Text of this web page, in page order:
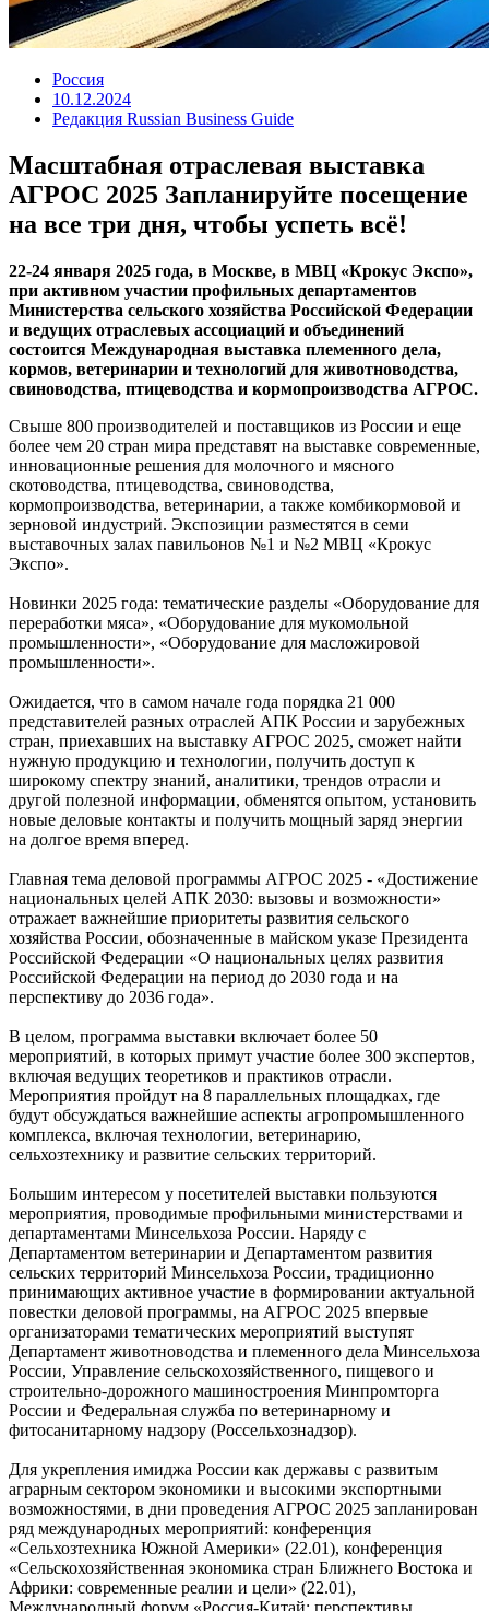
Россия
10.12.2024
Редакция Russian Business Guide
Масштабная отраслевая выставка
АГРОС 2025 Запланируйте посещение
на все три дня, чтобы успеть всё!
22-24 января 2025 года, в Москве, в МВЦ «Крокус Экспо»,
при активном участии профильных департаментов
Министерства сельского хозяйства Российской Федерации
и ведущих отраслевых ассоциаций и объединений
состоится Международная выставка племенного дела,
кормов, ветеринарии и технологий для животноводства,
свиноводства, птицеводства и кормопроизводства АГРОС.
Свыше 800 производителей и поставщиков из России и еще
более чем 20 стран мира представят на выставке современные,
инновационные решения для молочного и мясного
скотоводства, птицеводства, свиноводства,
кормопроизводства, ветеринарии, а также комбикормовой и
зерновой индустрий. Экспозиции разместятся в семи
выставочных залах павильонов №1 и №2 МВЦ «Крокус
Экспо».
Новинки 2025 года: тематические разделы «Оборудование для
переработки мяса», «Оборудование для мукомольной
промышленности», «Оборудование для масложировой
промышленности».
Ожидается, что в самом начале года порядка 21 000
представителей разных отраслей АПК России и зарубежных
стран, приехавших на выставку АГРОС 2025, сможет найти
нужную продукцию и технологии, получить доступ к
широкому спектру знаний, аналитики, трендов отрасли и
другой полезной информации, обменятся опытом, установить
новые деловые контакты и получить мощный заряд энергии
на долгое время вперед.
Главная тема деловой программы АГРОС 2025 - «Достижение
национальных целей АПК 2030: вызовы и возможности»
отражает важнейшие приоритеты развития сельского
хозяйства России, обозначенные в майском указе Президента
Российской Федерации «О национальных целях развития
Российской Федерации на период до 2030 года и на
перспективу до 2036 года».
В целом, программа выставки включает более 50
мероприятий, в которых примут участие более 300 экспертов,
включая ведущих теоретиков и практиков отрасли.
Мероприятия пройдут на 8 параллельных площадках, где
будут обсуждаться важнейшие аспекты агропромышленного
комплекса, включая технологии, ветеринарию,
сельхозтехнику и развитие сельских территорий.
Большим интересом у посетителей выставки пользуются
мероприятия, проводимые профильными министерствами и
департаментами Минсельхоза России. Наряду с
Департаментом ветеринарии и Департаментом развития
сельских территорий Минсельхоза России, традиционно
принимающих активное участие в формировании актуальной
повестки деловой программы, на АГРОС 2025 впервые
организаторами тематических мероприятий выступят
Департамент животноводства и племенного дела Минсельхоза
России, Управление сельскохозяйственного, пищевого и
строительно-дорожного машиностроения Минпромторга
России и Федеральная служба по ветеринарному и
фитосанитарному надзору (Россельхознадзор).
Для укрепления имиджа России как державы с развитым
аграрным сектором экономики и высокими экспортными
возможностями, в дни проведения АГРОС 2025 запланирован
ряд международных мероприятий: конференция
«Сельхозтехника Южной Америки» (22.01), конференция
«Сельскохозяйственная экономика стран Ближнего Востока и
Африки: современные реалии и цели» (22.01),
Международный форум «Россия-Китай: перспективы